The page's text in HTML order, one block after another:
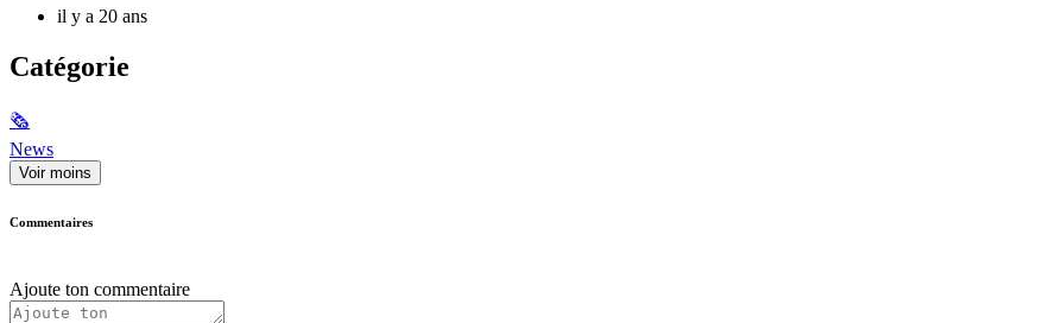
il y a 20 ans
Catégorie
🗞
News
Voir moins
Commentaires
Ajoute ton commentaire